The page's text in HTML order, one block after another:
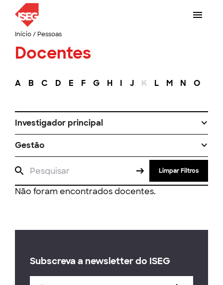
Início/ Pessoas
Docentes
A B C D E F G H I J K L M N O
Investigador principal
Gestão
Limpar Filtros
Não foram encontrados docentes.
Subscreva a newsletter do ISEG